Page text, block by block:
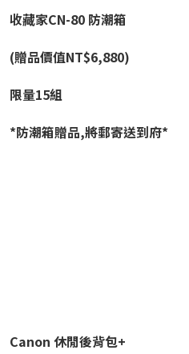
收藏家CN-80 防潮箱
(贈品價值NT$6,880)
限量15組
*防潮箱贈品,將郵寄送到府*
Canon 休閒後背包+